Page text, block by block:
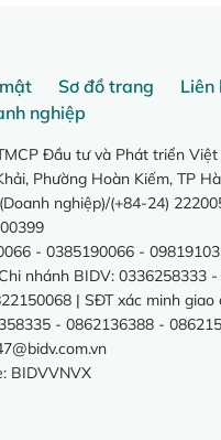
Sơ đồ trang
Liên
nghiệp
Đầu tư và Phát triển Việt
Phường Hoàn Kiếm, TP
nghiệp)/(+84-24)
- 0385190066 -
nhánh BIDV: 0336258333
| SĐT xác minh giao
- 0862136388 -
BIDVVNVX